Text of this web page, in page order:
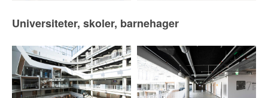
Universiteter, skoler, barnehager